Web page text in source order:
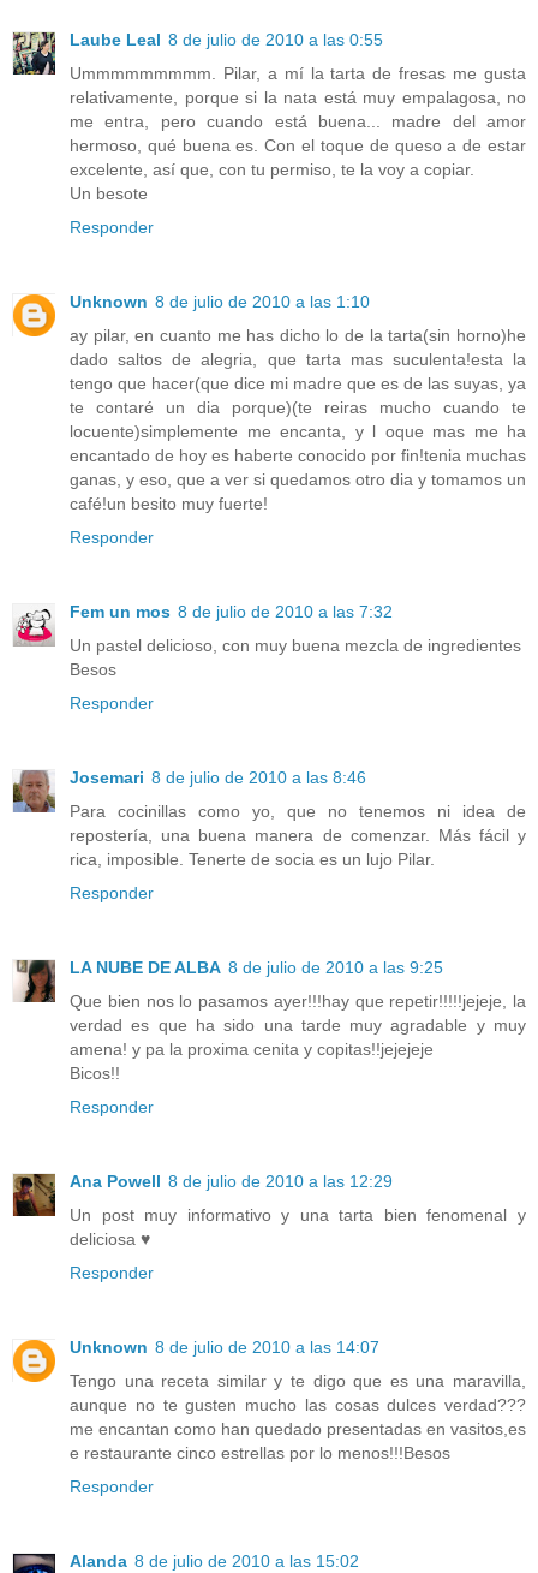
Laube Leal 8 de julio de 2010 a las 0:55
Ummmmmmmmm. Pilar, a mí la tarta de fresas me gusta
relativamente, porque si la nata está muy empalagosa, no
me entra, pero cuando está buena... madre del amor
hermoso, qué buena es. Con el toque de queso a de estar
excelente, así que, con tu permiso, te la voy a copiar.
Un besote
Responder
Unknown 8 de julio de 2010 a las 1:10
ay pilar, en cuanto me has dicho lo de la tarta(sin horno)he
dado saltos de alegria, que tarta mas suculenta!esta la
tengo que hacer(que dice mi madre que es de las suyas, ya
te contaré un dia porque)(te reiras mucho cuando te
locuente)simplemente me encanta, y l oque mas me ha
encantado de hoy es haberte conocido por fin!tenia muchas
ganas, y eso, que a ver si quedamos otro dia y tomamos un
café!un besito muy fuerte!
Responder
Fem un mos 8 de julio de 2010 a las 7:32
Un pastel delicioso, con muy buena mezcla de ingredientes
Besos
Responder
Josemari 8 de julio de 2010 a las 8:46
Para cocinillas como yo, que no tenemos ni idea de
repostería, una buena manera de comenzar. Más fácil y
rica, imposible. Tenerte de socia es un lujo Pilar.
Responder
LA NUBE DE ALBA 8 de julio de 2010 a las 9:25
Que bien nos lo pasamos ayer!!!hay que repetir!!!!!jejeje, la
verdad es que ha sido una tarde muy agradable y muy
amena! y pa la proxima cenita y copitas!!jejejeje
Bicos!!
Responder
Ana Powell 8 de julio de 2010 a las 12:29
Un post muy informativo y una tarta bien fenomenal y
deliciosa ♥
Responder
Unknown 8 de julio de 2010 a las 14:07
Tengo una receta similar y te digo que es una maravilla,
aunque no te gusten mucho las cosas dulces verdad???
me encantan como han quedado presentadas en vasitos,es
e restaurante cinco estrellas por lo menos!!!Besos
Responder
Alanda 8 de julio de 2010 a las 15:02